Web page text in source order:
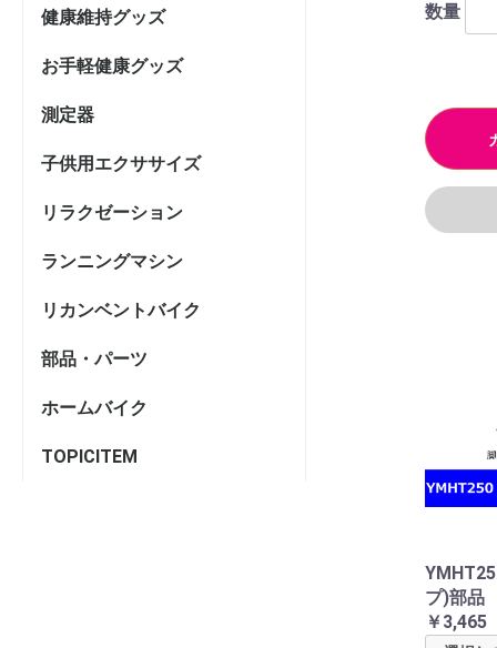
健康維持グッズ
お手軽健康グッズ
測定器
子供用エクササイズ
リラクゼーション
ランニングマシン
リカンベントバイク
部品・パーツ
ホームバイク
TOPICITEM
数量
プ)部品
￥3,465